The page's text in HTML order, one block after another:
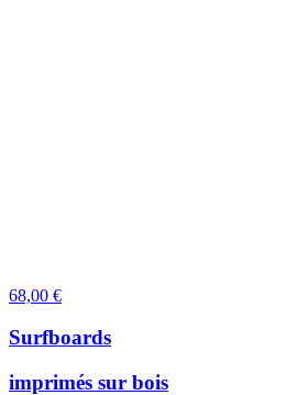
68,00 €
Surfboards
imprimés sur bois